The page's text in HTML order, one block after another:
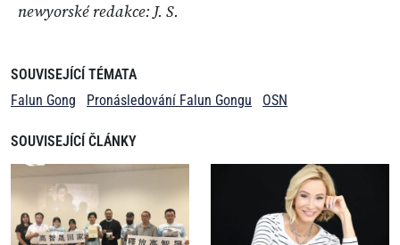
newyorské redakce: J. S.
SOUVISEJÍCÍ TÉMATA
Falun Gong
Pronásledování Falun Gongu OSN
SOUVISEJÍCÍ ČLÁNKY